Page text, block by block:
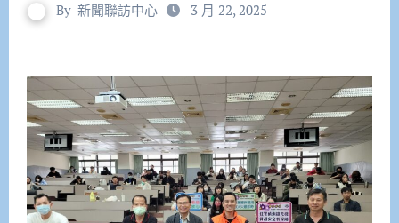
By 新聞聯訪中心 3 月 22, 2025